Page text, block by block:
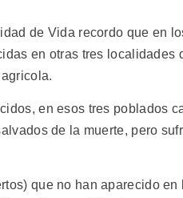
de Vida recordo que en
en otras tres localidades
en esos tres poblados
de la muerte, pero
que no han aparecido